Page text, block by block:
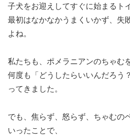
子犬をお迎えしてすぐに始まるト
最初はなかなかうまくいかず、失
よね。
私たちも、ポメラニアンのちゃむ
何度も「どうしたらいいんだろう
ってきました。
でも、焦らず、怒らず、ちゃむの
いったことで、